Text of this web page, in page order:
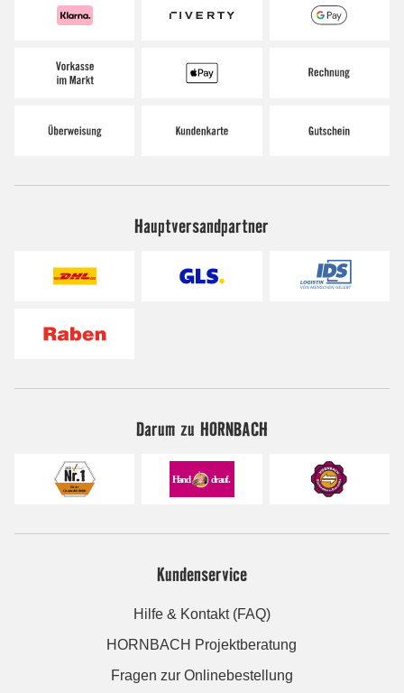
Hauptversandpartner
Darum zu HORNBACH
Kundenservice
Hilfe & Kontakt (FAQ)
HORNBACH Projektberatung
Fragen zur Onlinebestellung